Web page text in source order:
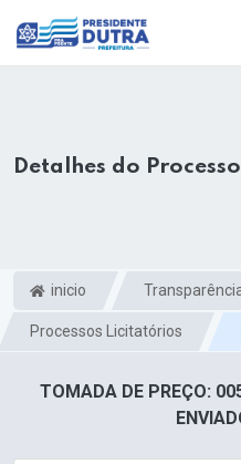
Detalhes do
inicio
Processos Licitatórios
TOMADA DE PREÇO: